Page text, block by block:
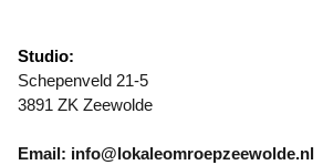
Studio:
Schepenveld 21-5
3891 ZK Zeewolde
Email: info@lokaleomroepzeewolde.nl